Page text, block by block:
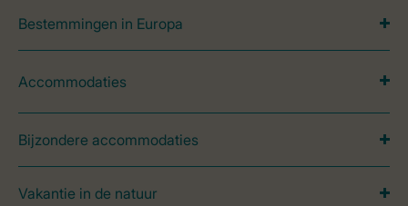
Bestemmingen in Europa
Accommodaties
Bijzondere accommodaties
Vakantie in de natuur